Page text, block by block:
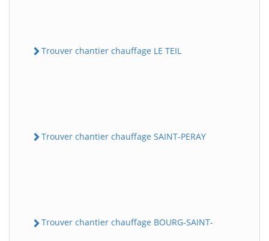
Trouver chantier chauffage LE TEIL
Trouver chantier chauffage SAINT-PERAY
Trouver chantier chauffage BOURG-SAINT-